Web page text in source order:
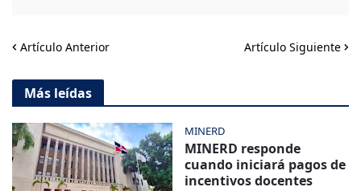
Artículo Anterior Artículo Siguiente
Más leídas
MINERD
MINERD responde
cuando iniciará pagos de
incentivos docentes